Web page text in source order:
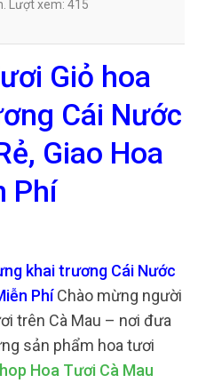
Lượt xem: 415
Giỏ hoa
Cái Nước
Giao Hoa
Phí
khai trương Cái Nước
PhíChào mừng người
trên Cà Mau – nơi đưa
sản phẩm hoa tươi
Hoa Tươi Cà Mau